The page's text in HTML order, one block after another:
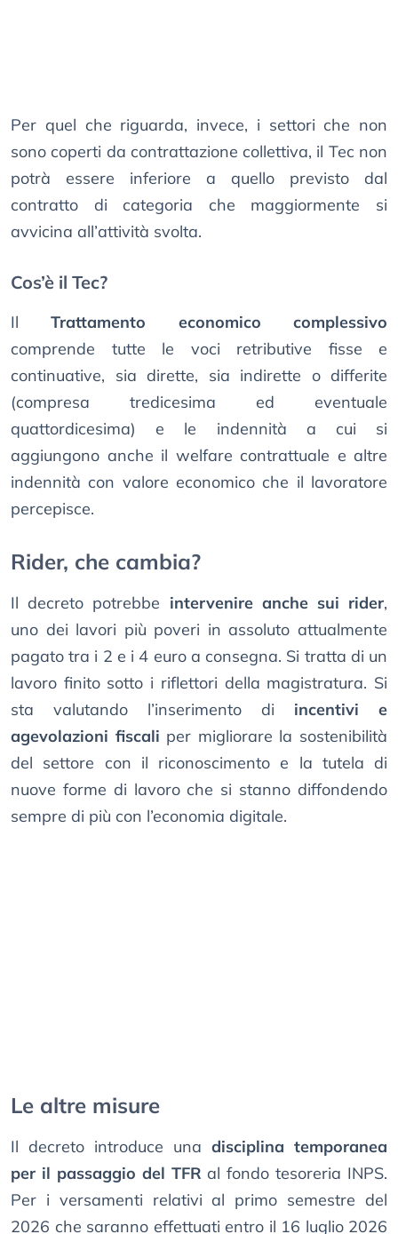
Per quel che riguarda, invece, i settori che non
sono coperti da contrattazione collettiva, il Tec non
potrà essere inferiore a quello previsto dal
contratto di categoria che maggiormente si
avvicina all’attività svolta.
Cos’è il Tec?
IlTrattamento economico complessivo
comprende tutte le voci retributive fisse e
continuative, sia dirette, sia indirette o differite
(compresa tredicesima ed eventuale
quattordicesima) e le indennità a cui si
aggiungono anche il welfare contrattuale e altre
indennità con valore economico che il lavoratore
percepisce.
Rider, che cambia?
Il decreto potrebbe intervenire anche sui rider,
uno dei lavori più poveri in assoluto attualmente
pagato tra i 2 e i 4 euro a consegna. Si tratta di un
lavoro finito sotto i riflettori della magistratura. Si
sta valutando l’inserimento di incentivi e
agevolazioni fiscali per migliorare la sostenibilità
del settore con il riconoscimento e la tutela di
nuove forme di lavoro che si stanno diffondendo
sempre di più con l’economia digitale.
Le altre misure
Il decreto introduce una disciplina temporanea
per il passaggio del TFR al fondo tesoreria INPS.
Per i versamenti relativi al primo semestre del
2026 che saranno effettuati entro il 16 luglio 2026